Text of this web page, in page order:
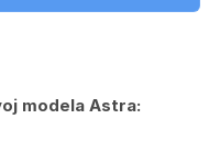
modela Astra: